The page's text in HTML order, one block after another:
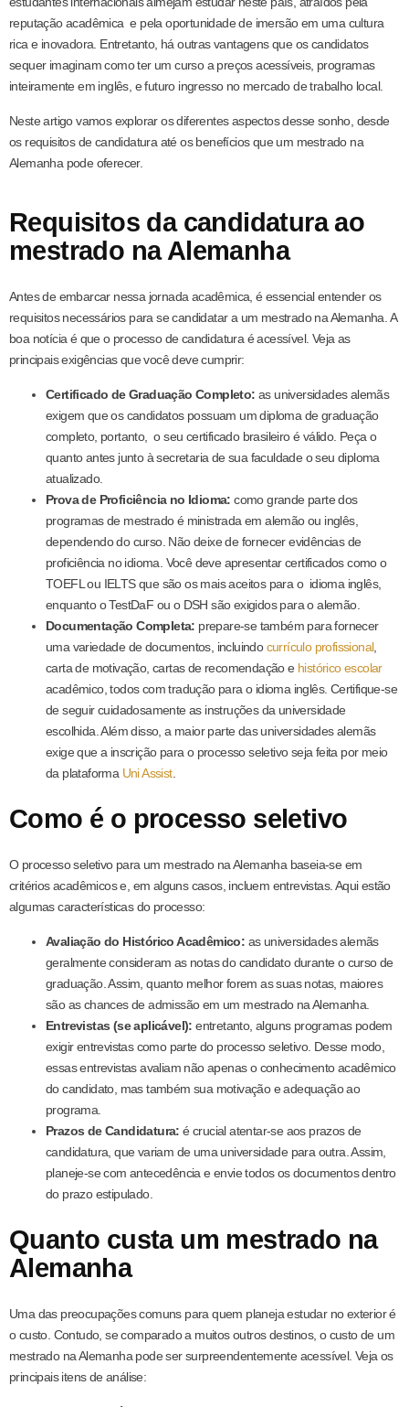
reputação acadêmica e pela oportunidade de imersão em uma cultura
rica e inovadora. Entretanto, há outras vantagens que os candidatos
sequer imaginam como ter um curso a preços acessíveis, programas
inteiramente em inglês, e futuro ingresso no mercado de trabalho local.
Neste artigo vamos explorar os diferentes aspectos desse sonho, desde
os requisitos de candidatura até os benefícios que um mestrado na
Alemanha pode oferecer.
Requisitos da candidatura ao
mestrado na Alemanha
Antes de embarcar nessa jornada acadêmica, é essencial entender os
requisitos necessários para se candidatar a um mestrado na Alemanha. A
boa notícia é que o processo de candidatura é acessível. Veja as
principais exigências que você deve cumprir:
Certificado de Graduação Completo: as universidades alemãs
exigem que os candidatos possuam um diploma de graduação
completo, portanto, o seu certificado brasileiro é válido. Peça o
quanto antes junto à secretaria de sua faculdade o seu diploma
atualizado.
Prova de Proficiência no Idioma: como grande parte dos
programas de mestrado é ministrada em alemão ou inglês,
dependendo do curso. Não deixe de fornecer evidências de
proficiência no idioma. Você deve apresentar certificados como o
TOEFL ou IELTS que são os mais aceitos para o idioma inglês,
enquanto o TestDaF ou o DSH são exigidos para o alemão.
Documentação Completa: prepare-se também para fornecer
uma variedade de documentos, incluindocurrículo profissional,
carta de motivação, cartas de recomendação e histórico escolar
acadêmico, todos com tradução para o idioma inglês. Certifique-se
de seguir cuidadosamente as instruções da universidade
escolhida. Além disso, a maior parte das universidades alemãs
exige que a inscrição para o processo seletivo seja feita por meio
da plataforma Uni Assist.
Como é o processo seletivo
O processo seletivo para um mestrado na Alemanha baseia-se em
critérios acadêmicos e, em alguns casos, incluem entrevistas. Aqui estão
algumas características do processo:
Avaliação do Histórico Acadêmico: as universidades alemãs
geralmente consideram as notas do candidato durante o curso de
graduação. Assim, quanto melhor forem as suas notas, maiores
são as chances de admissão em um mestrado na Alemanha.
Entrevistas (se aplicável): entretanto, alguns programas podem
exigir entrevistas como parte do processo seletivo. Desse modo,
essas entrevistas avaliam não apenas o conhecimento acadêmico
do candidato, mas também sua motivação e adequação ao
programa.
Prazos de Candidatura: é crucial atentar-se aos prazos de
candidatura, que variam de uma universidade para outra. Assim,
planeje-se com antecedência e envie todos os documentos dentro
do prazo estipulado.
Quanto custa um mestrado na
Alemanha
Uma das preocupações comuns para quem planeja estudar no exterior é
o custo. Contudo, se comparado a muitos outros destinos, o custo de um
mestrado na Alemanha pode ser surpreendentemente acessível. Veja os
principais itens de análise: